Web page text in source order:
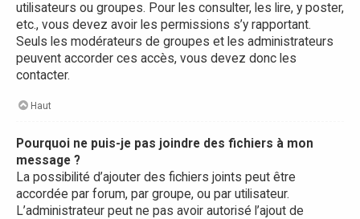
utilisateurs ou groupes. Pour les consulter, les lire, y poster,
etc., vous devez avoir les permissions s’y rapportant.
Seuls les modérateurs de groupes et les administrateurs
peuvent accorder ces accès, vous devez donc les
contacter.
Haut
Pourquoi ne puis-je pas joindre des fichiers à mon
message ?
La possibilité d’ajouter des fichiers joints peut être
accordée par forum, par groupe, ou par utilisateur.
L’administrateur peut ne pas avoir autorisé l’ajout de